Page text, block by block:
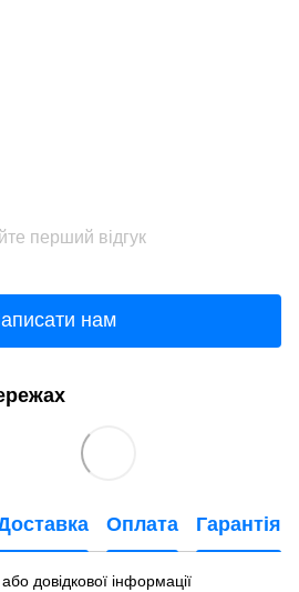
перший відгук
нам
Оплата Гарантія
довідкової інформації